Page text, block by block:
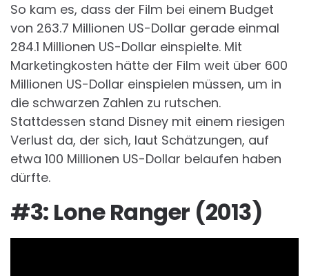
So kam es, dass der Film bei einem Budget
von 263.7 Millionen US-Dollar gerade einmal
284.1 Millionen US-Dollar einspielte. Mit
Marketingkosten hätte der Film weit über 600
Millionen US-Dollar einspielen müssen, um in
die schwarzen Zahlen zu rutschen.
Stattdessen stand Disney mit einem riesigen
Verlust da, der sich, laut Schätzungen, auf
etwa 100 Millionen US-Dollar belaufen haben
dürfte.
#3: Lone Ranger (2013)